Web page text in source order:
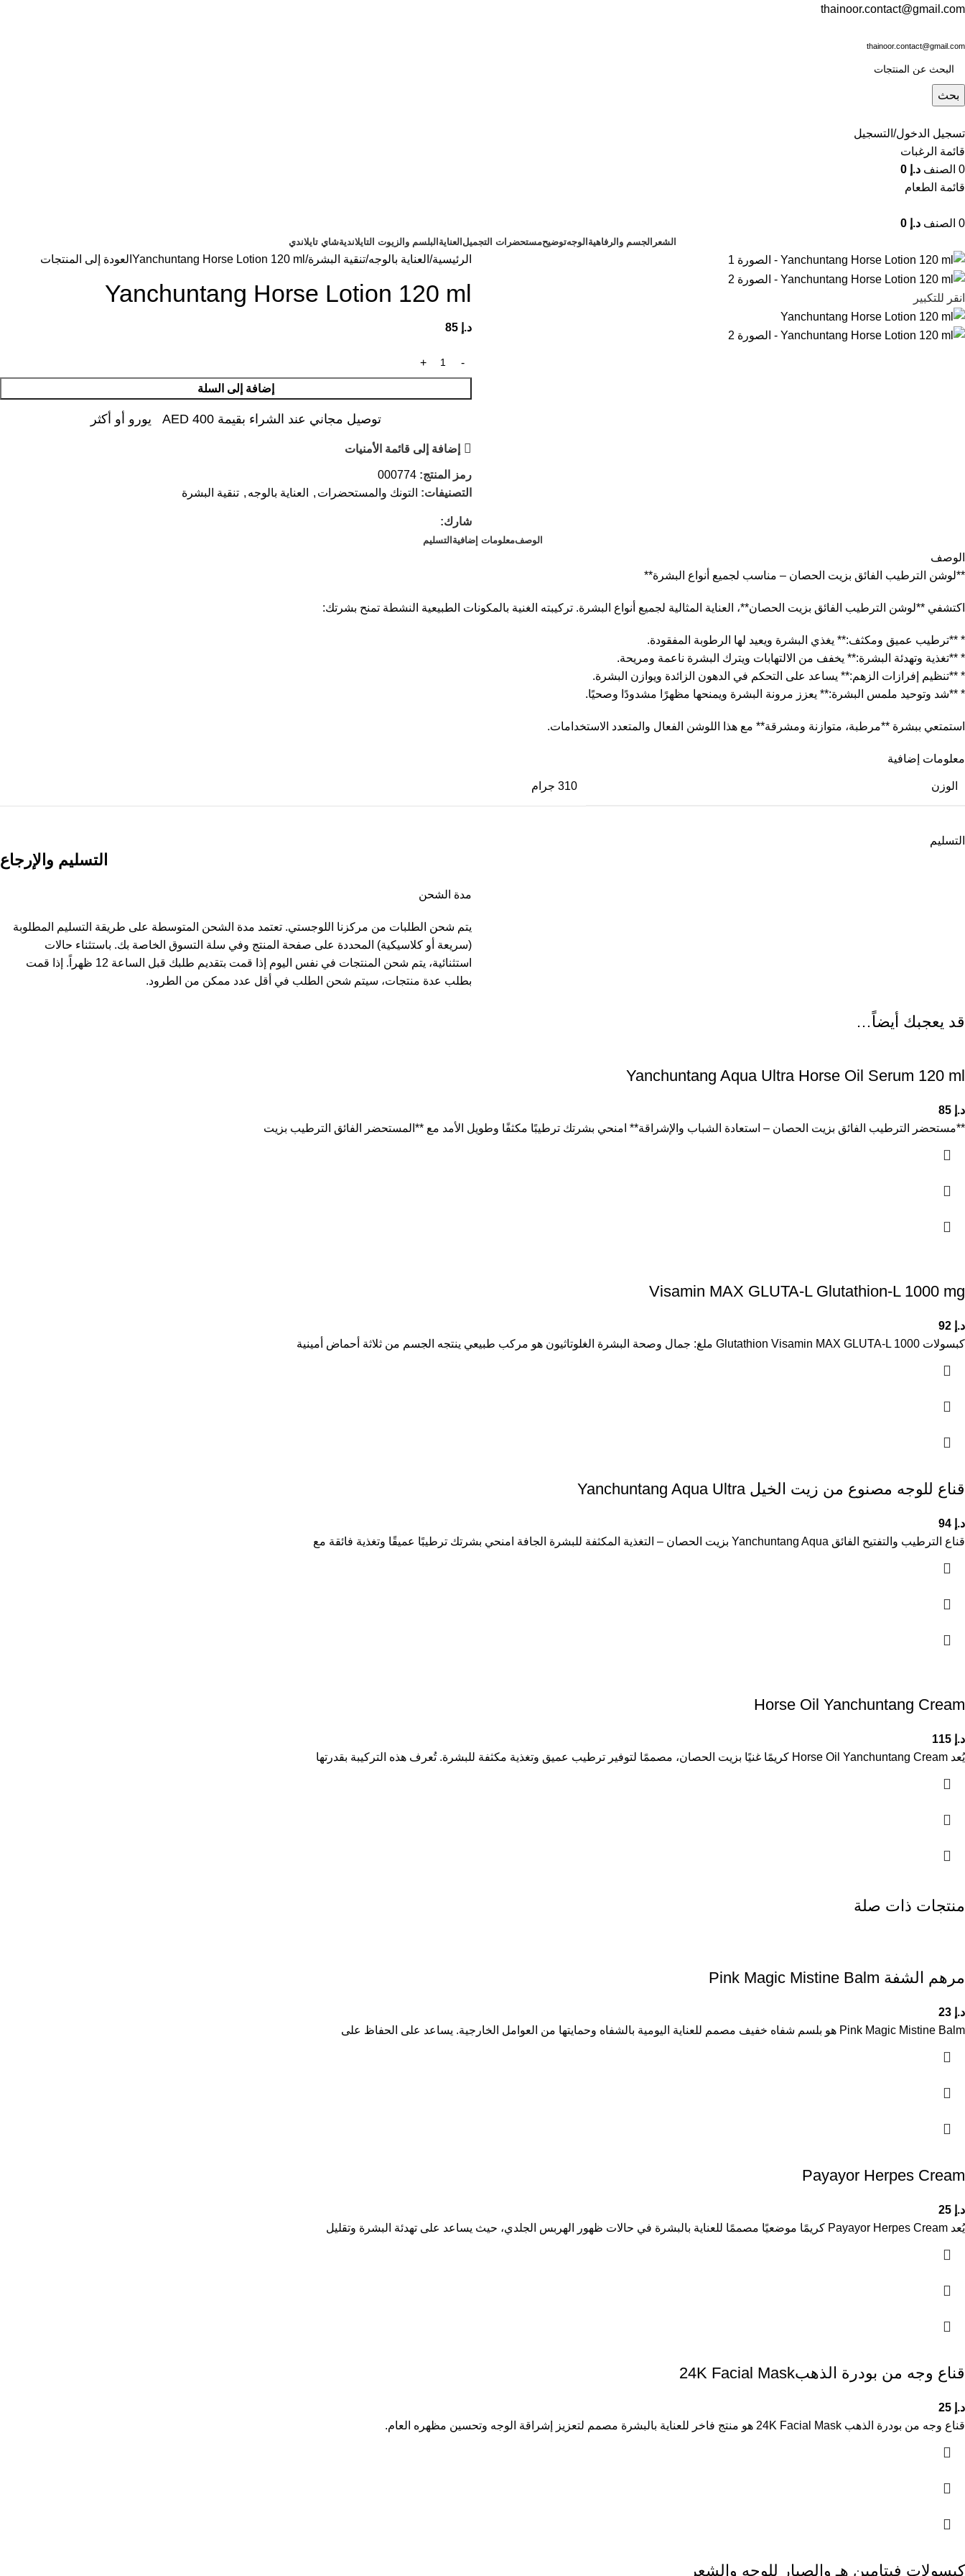
thainoor.contact@gmail.com
thainoor.contact@gmail.com
بحث
تسجيل الدخول/التسجيل
قائمة الرغبات
0 الصنف د.إ
قائمة الطعام
0 الصنف د.إ
الشعر الجسم والرفاهية الوجهتوضيحمستحضرات التجميل العناية البلسم والزيوت التايلانديةشاي تايلاندي
انقر للتكبير
الرئيسية العناية بالوجه تنقية البشرة Yanchuntang Horse Lotion 120 ml العودة إلى المنتجات
Yanchuntang Horse Lotion 120 ml
د.إ
إضافة إلى السلة
توصيل مجاني عند الشراء بقيمة AED 400 يورو أو أكثر
إضافة إلى قائمة الأمنيات
رمز المنتج: 000774
التصنيفات: التونك والمستحضرات , العناية بالوجه , تنقية البشرة
شارك:
الوصفمعلومات إضافية التسليم
الوصف
**لوشن الترطيب الفائق بزيت الحصان – مناسب لجميع أنواع البشرة**
اكتشفي **لوشن الترطيب الفائق بزيت الحصان**، العناية المثالية لجميع أنواع البشرة. تركيبته الغنية بالمكونات الطبيعية النشطة تمنح بشرتك:
* **ترطيب عميق ومكثف:** يغذي البشرة ويعيد لها الرطوبة المفقودة.
* **تغذية وتهدئة البشرة:** يخفف من الالتهابات ويترك البشرة ناعمة ومريحة.
* **تنظيم إفرازات الزهم:** يساعد على التحكم في الدهون الزائدة ويوازن البشرة.
* **شد وتوحيد ملمس البشرة:** يعزز مرونة البشرة ويمنحها مظهرًا مشدودًا وصحيًا.
استمتعي ببشرة **مرطبة، متوازنة ومشرقة** مع هذا اللوشن الفعال والمتعدد الاستخدامات.
معلومات إضافية
الوزن 310 جرام
التسليم
التسليم والإرجاع
مدة الشحن
يتم شحن الطلبات من مركزنا اللوجستي. تعتمد مدة الشحن المتوسطة على طريقة التسليم المطلوبة
(سريعة أو كلاسيكية) المحددة على صفحة المنتج وفي سلة التسوق الخاصة بك. باستثناء حالات
استثنائية، يتم شحن المنتجات في نفس اليوم إذا قمت بتقديم طلبك قبل الساعة 12 ظهراً. إذا قمت
بطلب عدة منتجات، سيتم شحن الطلب في أقل عدد ممكن من الطرود.
قد يعجبك أيضاً…
Yanchuntang Aqua Ultra Horse Oil Serum 120 ml
د.إ
**مستحضر الترطيب الفائق بزيت الحصان – استعادة الشباب والإشراقة** امنحي بشرتك ترطيبًا مكثفًا وطويل الأمد مع **المستحضر الفائق الترطيب بزيت
Visamin MAX GLUTA-L Glutathion-L 1000 mg
د.إ
كبسولات Glutathion Visamin MAX GLUTA-L 1000 ملغ: جمال وصحة البشرة الغلوتاثيون هو مركب طبيعي ينتجه الجسم من ثلاثة أحماض أمينية
قناع للوجه مصنوع من زيت الخيل Yanchuntang Aqua Ultra
د.إ
قناع الترطيب والتفتيح الفائق Yanchuntang Aqua بزيت الحصان – التغذية المكثفة للبشرة الجافة امنحي بشرتك ترطيبًا عميقًا وتغذية فائقة مع
Horse Oil Yanchuntang Cream
د.إ
يُعد Horse Oil Yanchuntang Cream كريمًا غنيًا بزيت الحصان، مصممًا لتوفير ترطيب عميق وتغذية مكثفة للبشرة. تُعرف هذه التركيبة بقدرتها
منتجات ذات صلة
مرهم الشفة Pink Magic Mistine Balm
د.إ
Pink Magic Mistine Balm هو بلسم شفاه خفيف مصمم للعناية اليومية بالشفاه وحمايتها من العوامل الخارجية. يساعد على الحفاظ على
Payayor Herpes Cream
د.إ
يُعد Payayor Herpes Cream كريمًا موضعيًا مصممًا للعناية بالبشرة في حالات ظهور الهربس الجلدي، حيث يساعد على تهدئة البشرة وتقليل
قناع وجه من بودرة الذهب24K Facial Mask
د.إ
قناع وجه من بودرة الذهب 24K Facial Mask هو منتج فاخر للعناية بالبشرة مصمم لتعزيز إشراقة الوجه وتحسين مظهره العام.
كبسولات فيتامين هـ والصبار للوجه والشعر